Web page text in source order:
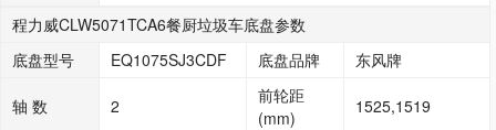
程力威CLW5071TCA6餐厨垃圾车底盘参数
底盘型号
EQ1075SJ3CDF 底盘品牌 东风牌
轴 数 2
前轮距
(mm)
1525,1519